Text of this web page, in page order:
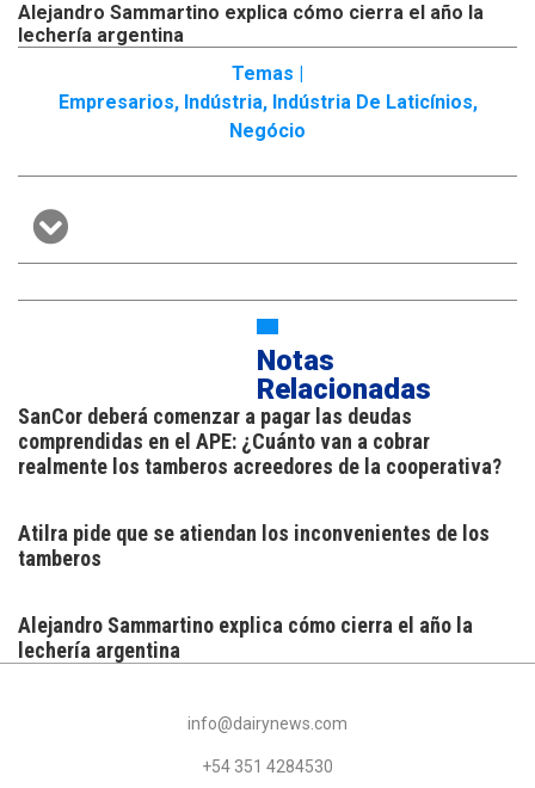
Alejandro Sammartino explica cómo cierra el año la
lechería argentina
Temas |
Empresarios, Indústria, Indústria De Laticí­nios,
Negócio
Notas
Relacionadas
SanCor deberá comenzar a pagar las deudas
comprendidas en el APE: ¿Cuánto van a cobrar
realmente los tamberos acreedores de la cooperativa?
Atilra pide que se atiendan los inconvenientes de los
tamberos
Alejandro Sammartino explica cómo cierra el año la
lechería argentina
info@dairynews.com
+54 351 4284530